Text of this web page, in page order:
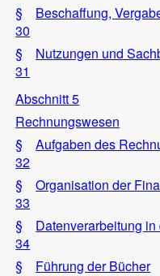
§
30
Beschaffung,
§
31
Nutzungen und
Abschnitt 5
Rechnungswesen
§
32
Aufgaben des
§
33
Organisation der
§
34
Datenverarbeitung
§
Führung der Bücher